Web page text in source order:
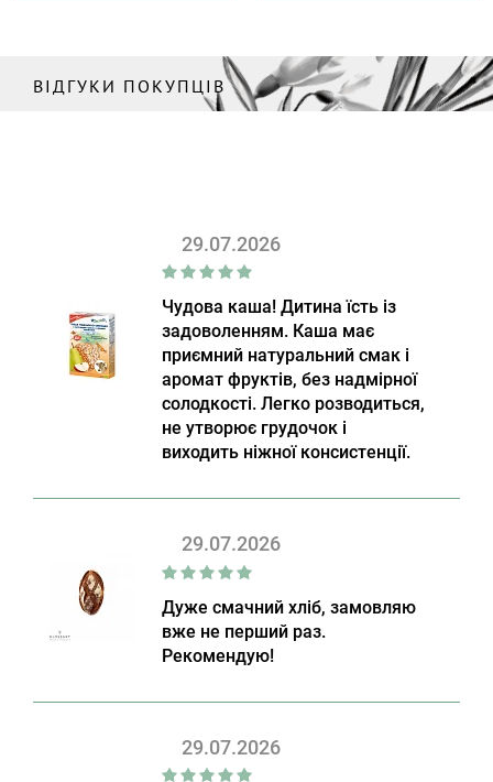
ВІДГУКИ ПОКУПЦІВ
29.07.2026
Чудова каша! Дитина їсть із
задоволенням. Каша має
приємний натуральний смак і
аромат фруктів, без надмірної
солодкості. Легко розводиться,
не утворює грудочок і
виходить ніжної консистенції.
29.07.2026
Дуже смачний хліб, замовляю
вже не перший раз.
Рекомендую!
29.07.2026